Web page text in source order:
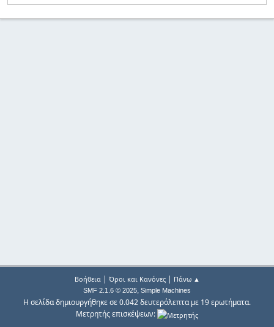
Βοήθεια| Όροι και Κανόνες| Πάνω ▲
SMF 2.1.6 © 2025, Simple Machines
Η σελίδα δημιουργήθηκε σε 0.042 δευτερόλεπτα με 19 ερωτήματα.
Μετρητής επισκέψεων: